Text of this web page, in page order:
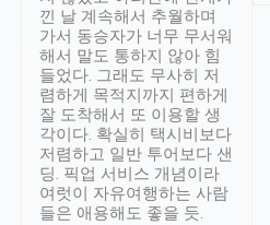
낀 날 계속해서 추월하며
가서 동승자가 너무 무서워
해서 말도 통하지 않아 힘
들었다. 그래도 무사히 저
렴하게 목적지까지 편하게
잘 도착해서 또 이용할 생
각이다. 확실히 택시비보다
저렴하고 일반 투어보다 샌
딩. 픽업 서비스 개념이라
여럿이 자유여행하는 사람
들은 애용해도 좋을 듯.